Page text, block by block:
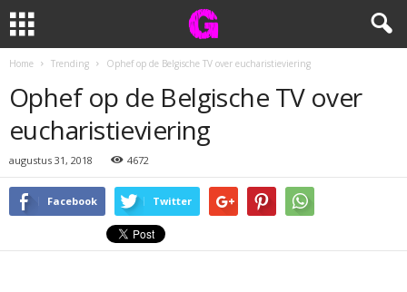
Home Trending Ophef op de Belgische TV over eucharistieviering
Ophef op de Belgische TV over
eucharistieviering
augustus 31, 2018 4672
Facebook Twitter